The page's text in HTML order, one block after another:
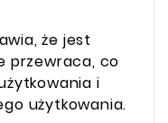
że jest
przewraca, co
i
użytkowania.